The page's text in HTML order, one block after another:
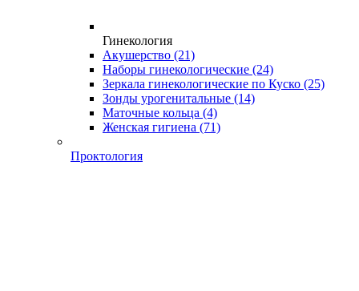
Гинекология
Акушерство (21)
Наборы гинекологические (24)
Зеркала гинекологические по Куско (25)
Зонды урогенитальные (14)
Маточные кольца (4)
Женская гигиена (71)
Проктология